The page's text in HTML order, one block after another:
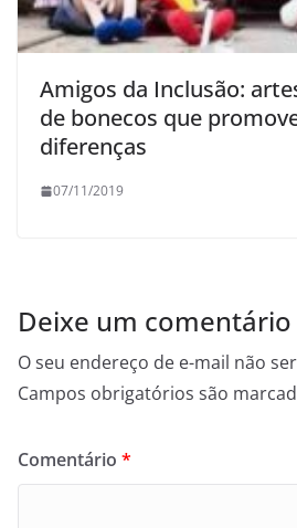
Amigos da Inclusão:
de bonecos que
diferenças
07/11/2019
Deixe um comentário
O seu endereço de e-mail não
Campos obrigatórios são
Comentário *